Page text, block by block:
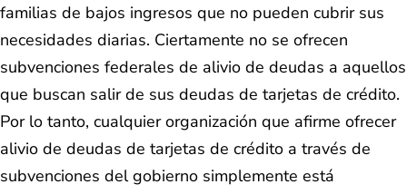
familias de bajos ingresos que no pueden cubrir sus
necesidades diarias. Ciertamente no se ofrecen
subvenciones federales de alivio de deudas a aquellos
que buscan salir de sus deudas de tarjetas de crédito.
Por lo tanto, cualquier organización que afirme ofrecer
alivio de deudas de tarjetas de crédito a través de
subvenciones del gobierno simplemente está